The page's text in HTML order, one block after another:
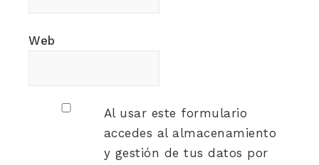
Web
Al usar este formulario
accedes al almacenamiento
y gestión de tus datos por